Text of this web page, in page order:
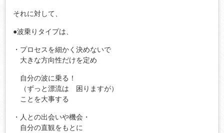
それに対して、
●波乗りタイプは、
・プロセスを細かく決めないで
大きな方向性だけを定め
自分の波に乗る！
（ずっと漂流は 困りますが）
ことを大事する
・人との出会いや機会・
自分の直観をもとに